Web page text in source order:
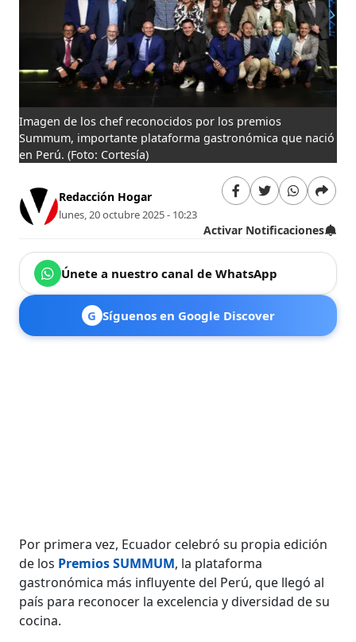
Imagen de los chef reconocidos por los premios
Summum, importante plataforma gastronómica que nació
en Perú.(Foto: Cortesía)
Redacción Hogar
lunes, 20 octubre 2025 - 10:23
Activar Notificaciones
Únete a nuestro canal de WhatsApp
G Síguenos en Google Discover
Por primera vez, Ecuador celebró su propia edición
de los Premios SUMMUM, la plataforma
gastronómica más influyente del Perú, que llegó al
país para reconocer la excelencia y diversidad de su
cocina.